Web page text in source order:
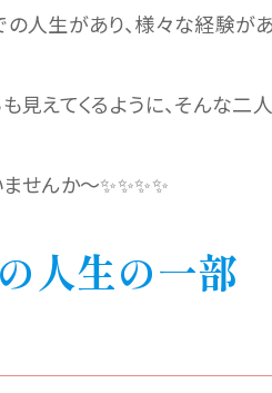
人生があり、様々な経験が
見えてくるように、そんな
せんか～✨✨✨✨
人生の一